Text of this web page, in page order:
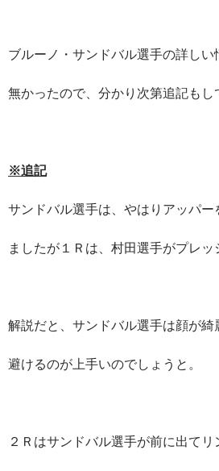
ブルーノ・サンドバル選手の詳しい
無かったので、分かり次第追記もし
※追記
サンドバル選手は、やはりアッパー
ましたが１Ｒは、村田選手がプレッ
解説だと、サンドバル選手は顔が綺
避けるのが上手いのでしょうと。
２Ｒはサンドバル選手が前に出てリ